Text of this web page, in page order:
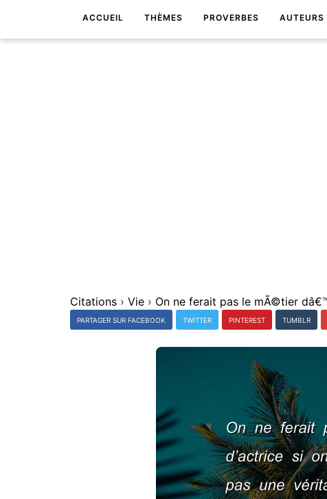
ACCUEIL THÈMES PROVERBES AUTEURS
Citations › Vie ›
PARTAGER SUR FACEBOOK TWITTER PINTEREST TUMBLR